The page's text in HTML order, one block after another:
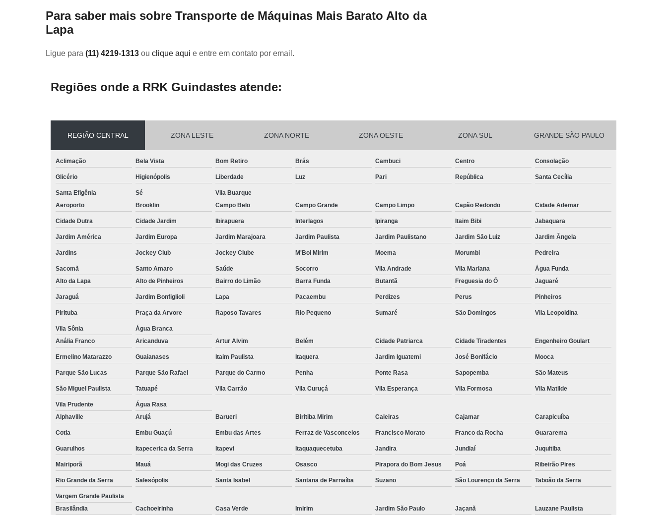
Para saber mais sobre Transporte de Máquinas Mais Barato Alto da
Lapa
Ligue para (11) 4219-1313 ou clique aqui e entre em contato por email.
Regiões onde a RRK Guindastes atende:
REGIÃO CENTRAL ZONA LESTE ZONA NORTE ZONA OESTE ZONA SUL GRANDE SÃO PAULO
Aclimação Bela Vista Bom Retiro Brás Cambuci Centro Consolação
Glicério Higienópolis Liberdade Luz Pari República Santa Cecília
Santa Efigênia Sé
Vila Buarque
Aeroporto
Brooklin Campo Belo Campo Grande Campo Limpo Capão Redondo Cidade Ademar
Cidade Dutra Cidade Jardim Ibirapuera Interlagos Ipiranga Itaim Bibi Jabaquara
Jardim América Jardim Europa Jardim Marajoara Jardim Paulista Jardim Paulistano Jardim São Luiz Jardim Ângela
Jardins Jockey Club Jockey Clube M'Boi Mirim Moema Morumbi Pedreira
Sacomã Santo Amaro Saúde Socorro Vila Andrade Vila Mariana
Água Funda
Alto da Lapa
Alto de Pinheiros Bairro do Limão Barra Funda Butantã Freguesia do Ó Jaguaré
Jaraguá Jardim Bonfiglioli Lapa Pacaembu Perdizes Perus Pinheiros
Pirituba Praça da Arvore Raposo Tavares Rio Pequeno Sumaré São Domingos Vila Leopoldina
Vila Sônia
Água Branca
Anália Franco
Aricanduva Artur Alvim Belém Cidade Patriarca Cidade Tiradentes Engenheiro Goulart
Ermelino Matarazzo Guaianases Itaim Paulista Itaquera Jardim Iguatemi José Bonifácio Mooca
Parque São Lucas Parque São Rafael Parque do Carmo Penha Ponte Rasa Sapopemba São Mateus
São Miguel Paulista Tatuapé Vila Carrão Vila Curuçá Vila Esperança Vila Formosa Vila Matilde
Vila Prudente
Água Rasa
Alphaville
Arujá Barueri Biritiba Mirim Caieiras Cajamar Carapicuíba
Cotia Embu Guaçú Embu das Artes Ferraz de Vasconcelos Francisco Morato Franco da Rocha Guararema
Guarulhos Itapecerica da Serra Itapevi Itaquaquecetuba Jandira Jundiaí Juquitiba
Mairiporã Mauá Mogi das Cruzes Osasco Pirapora do Bom Jesus Poá Ribeirão Pires
Rio Grande da Serra Salesópolis Santa Isabel Santana de Parnaíba Suzano São Lourenço da Serra Taboão da Serra
Vargem Grande Paulista
Brasilândia
Cachoeirinha Casa Verde Imirim Jardim São Paulo Jaçanã Lauzane Paulista